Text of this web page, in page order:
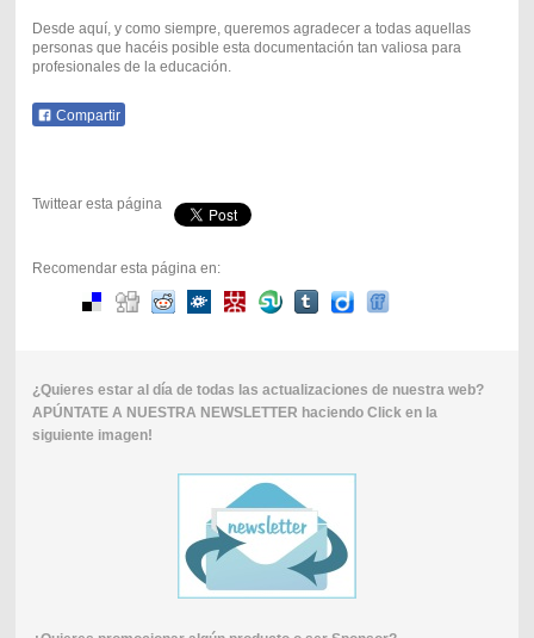
Desde aquí, y como siempre, queremos agradecer a todas aquellas
personas que hacéis posible esta documentación tan valiosa para
profesionales de la educación.
Compartir
Twittear esta página
Recomendar esta página en:
¿Quieres estar al día de todas las actualizaciones de nuestra web?
APÚNTATE A NUESTRA NEWSLETTER haciendo Click en la
siguiente imagen!